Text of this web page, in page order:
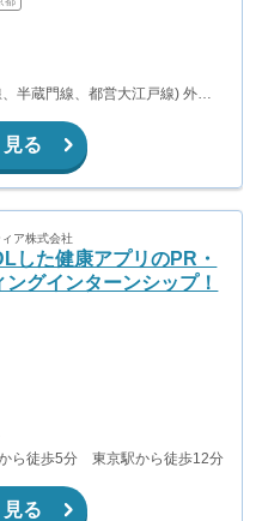
半蔵門線、都営大江戸線) 外苑
る
ア株式会社
した健康アプリのPR・
ングインターンシップ！
ら徒歩5分 東京駅から徒歩12分
る